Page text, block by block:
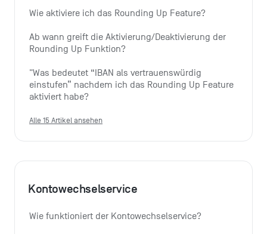
Wie aktiviere ich das Rounding Up Feature?
Ab wann greift die Aktivierung/Deaktivierung der
Rounding Up Funktion?
"Was bedeutet “IBAN als vertrauenswürdig
einstufen” nachdem ich das Rounding Up Feature
aktiviert habe?
Alle 15 Artikel ansehen
Kontowechselservice
Wie funktioniert der Kontowechselservice?